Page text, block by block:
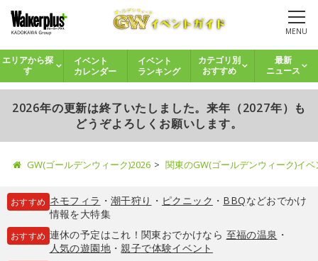
MENU
エリアから探
す
イベント
カレンダー
イベント
ランキング
カテゴリ別
おすすめ
最新
ニュース
2026年の更新は終了いたしました。来年（2027年）も
どうぞよろしくお願いします。
GW(ゴールデンウィーク)2026 関東のGW(ゴールデンウィーク)イ
おすすめ ネモフィラ ・ 潮干狩り ・ ピクニック ・ BBQなどおでかけ
情報を大特集
おすすめ 連休の予定はこれ！関東おでかけなら 至福の温泉 ・
人気の遊園地・親子で体験イベント